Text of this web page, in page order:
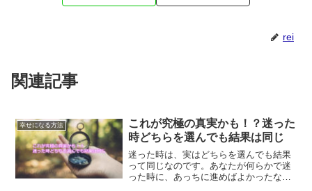
rei
関連記事
幸せになる方法
これが究極の真実かも！？迷った
時どちらを選んでも結果は同じ
迷った時は、実はどちらを選んでも結果
って同じなのです。あなたが何らかで迷
った時に、あっちに進めばよかったなど